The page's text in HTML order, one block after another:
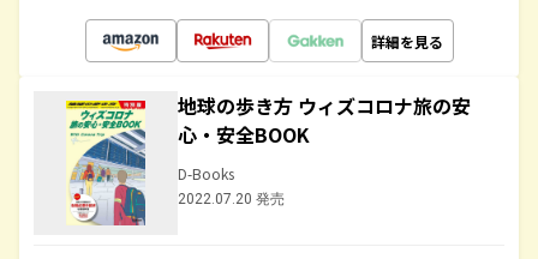
詳細を見る
地球の歩き方 ウィズコロナ旅の安
心・安全BOOK
D-Books
2022.07.20 発売